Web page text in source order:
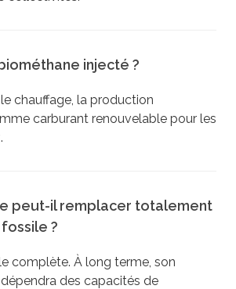
injecté ?
chauffage, la production
carburant renouvelable pour les
peut-il remplacer totalement
?
complète. À long terme, son
des capacités de